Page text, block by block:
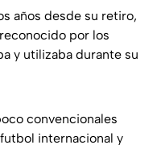
años desde su retiro,
por los
y utilizaba durante su
convencionales
internacional y